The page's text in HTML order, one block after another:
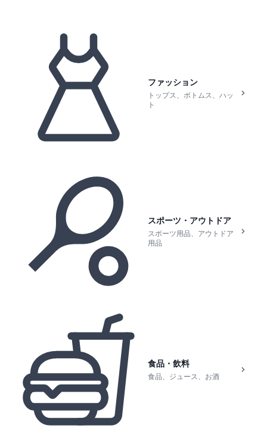
ファッション
トップス、ボトムス、ハッ
ト
スポーツ・アウトドア
スポーツ用品、アウトドア
用品
食品・飲料
食品、ジュース、お酒